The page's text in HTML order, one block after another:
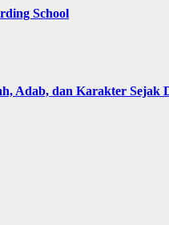
School
Adab, dan Karakter Sejak